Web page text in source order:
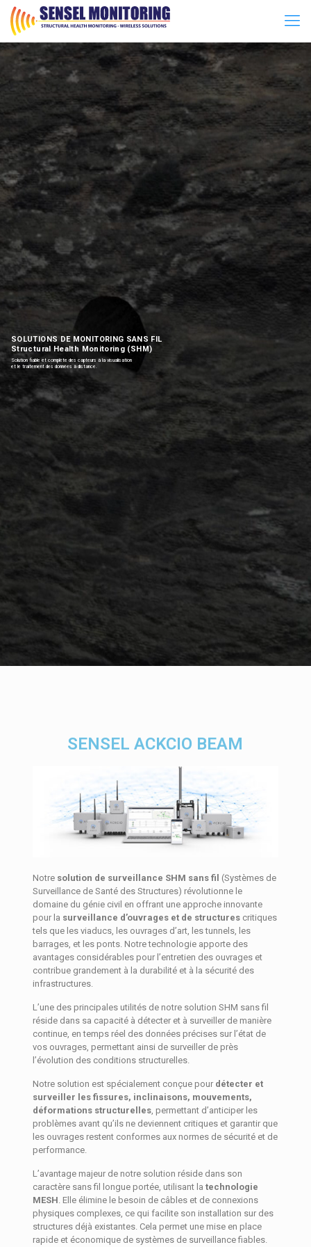
SOLUTIONS DE MONITORING SANS FIL
Structural Health Monitoring (SHM)
Solution fiable et complète des capteurs à la visualisation
et le traitement des données à distance.
SENSEL ACKCIO BEAM
Notre solution de surveillance SHM sans fil (Systèmes de
Surveillance de Santé des Structures) révolutionne le
domaine du génie civil en offrant une approche innovante
pour la surveillance d’ouvrages et de structurescritiques
tels que les viaducs, les ouvrages d’art, les tunnels, les
barrages, et les ponts. Notre technologie apporte des
avantages considérables pour l’entretien des ouvrages et
contribue grandement à la durabilité et à la sécurité des
infrastructures.
L’une des principales utilités de notre solution SHM sans fil
réside dans sa capacité à détecter et à surveiller de manière
continue, en temps réel des données précises sur l’état de
vos ouvrages, permettant ainsi de surveiller de près
l’évolution des conditions structurelles.
Notre solution est spécialement conçue pour détecter et
surveiller les fissures, inclinaisons, mouvements,
déformations structurelles, permettant d’anticiper les
problèmes avant qu’ils ne deviennent critiques et garantir que
les ouvrages restent conformes aux normes de sécurité et de
performance.
L’avantage majeur de notre solution réside dans son
caractère sans fil longue portée, utilisant la technologie
MESH . Elle élimine le besoin de câbles et de connexions
physiques complexes, ce qui facilite son installation sur des
structures déjà existantes. Cela permet une mise en place
rapide et économique de systèmes de surveillance fiables.